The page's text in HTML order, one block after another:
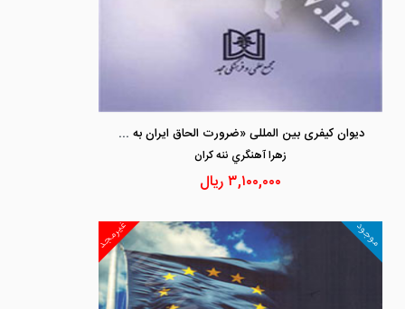
دیوان کیفری بین المللی «ضرورت الحاق ایران به اساسنامه دیوان کیفری بین المللی»
زهرا آهنگري ننه كران
۳,۱۰۰,۰۰۰ریال
غیرمجد موجود